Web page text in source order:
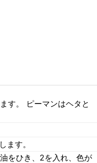
す。 ピーマンはヘタと
ます。
をひき、2を入れ、色が